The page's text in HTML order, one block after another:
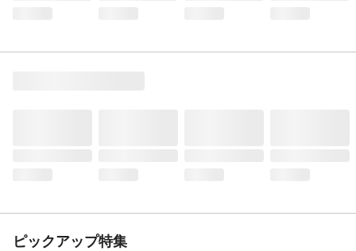
ピックアップ特集